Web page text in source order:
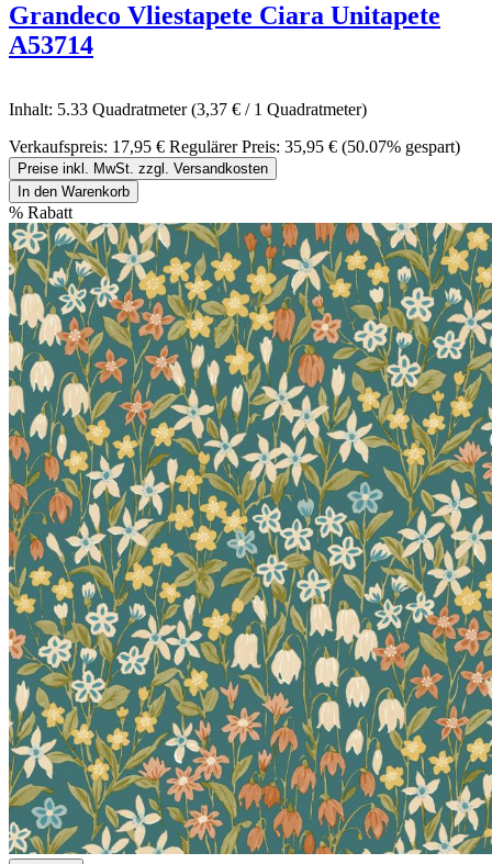
Grandeco Vliestapete Ciara Unitapete
A53714
Inhalt: 5.33 Quadratmeter(3,37 € / 1 Quadratmeter)
Verkaufspreis: 17,95 € Regulärer Preis: 35,95 € (50.07% gespart)
Preise inkl. MwSt. zzgl. Versandkosten
In den Warenkorb
% Rabatt